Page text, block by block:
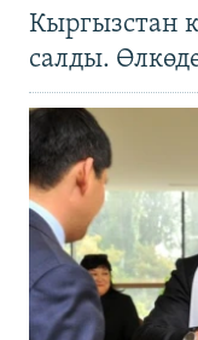
Кыргызстан
салды.